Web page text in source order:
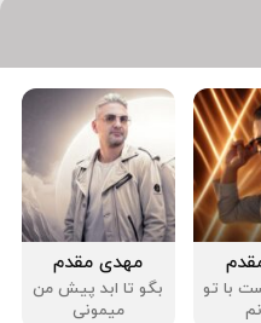
با تو
مهدی مقدم
بگو تا ابد پیش من
میمونی